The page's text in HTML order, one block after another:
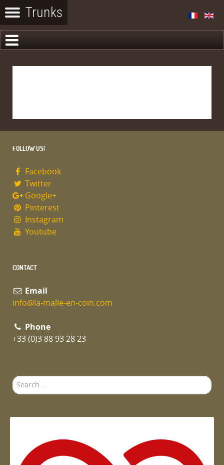
FOLLOW US!
Facebook
Twitter
Google+
Pinterest
Instagram
Youtube
CONTACT
Email
info@la-malle-en-coin.com
Phone
+33 (0)3 88 93 28 23
Search
...